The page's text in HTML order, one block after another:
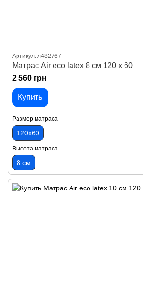
Артикул: л482767
Матрас Air eco latex 8 см 120 х 60
2 560 грн
Купить
Размер матраса
120х60
Высота матраса
8 см